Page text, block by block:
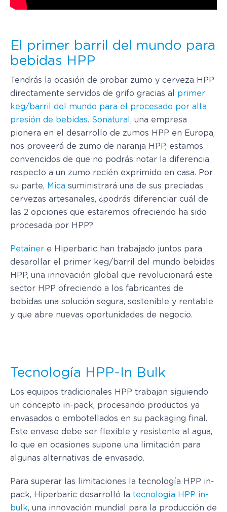
El primer barril del mundo para
bebidas HPP
Tendrás la ocasión de probar zumo y cerveza HPP
directamente servidos de grifo gracias al primer
keg/barril del mundo para el procesado por alta
presión de bebidas. Sonatural , una empresa
pionera en el desarrollo de zumos HPP en Europa,
nos proveerá de zumo de naranja HPP, estamos
convencidos de que no podrás notar la diferencia
respecto a un zumo recién exprimido en casa. Por
su parte, Mica suministrará una de sus preciadas
cervezas artesanales, ¿podrás diferenciar cuál de
las 2 opciones que estaremos ofreciendo ha sido
procesada por HPP?
Petainer e Hiperbaric han trabajado juntos para
desarollar el primer keg/barril del mundo bebidas
HPP, una innovación global que revolucionará este
sector HPP ofreciendo a los fabricantes de
bebidas una solución segura, sostenible y rentable
y que abre nuevas oportunidades de negocio.
Tecnología HPP-In Bulk
Los equipos tradicionales HPP trabajan siguiendo
un concepto in-pack, procesando productos ya
envasados ​​o embotellados en su packaging final.
Este envase debe ser flexible y resistente al agua,
lo que en ocasiones supone una limitación para
algunas alternativas de envasado.
Para superar las limitaciones la tecnología HPP in-
pack, Hiperbaric desarrolló la tecnología HPP in-
bulk, una innovación mundial para la producción de